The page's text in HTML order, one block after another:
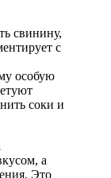
свинину,
с
особую
соки и
а
Это